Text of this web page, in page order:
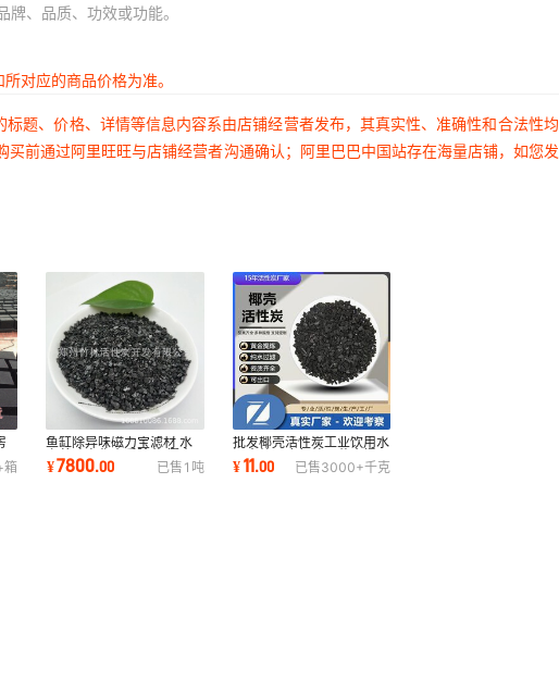
、品质、功效或功能。
对应的商品价格为准。
题、价格、详情等信息内容系由店铺经营者发布，其真实性、准确性和合法性
前通过阿里旺旺与店铺经营者沟通确认；阿里巴巴中国站存在海量店铺，如您
箱
鱼缸除异味磁力宝滤材 水
产养殖净化水质除黄 椰壳
煤质颗粒活性炭
¥7800.00 已售 1 吨
批发椰壳活性炭工业饮用水
污水处理废气处理黄金提取
活性炭黄金炭
¥11.00 已售3000+千克